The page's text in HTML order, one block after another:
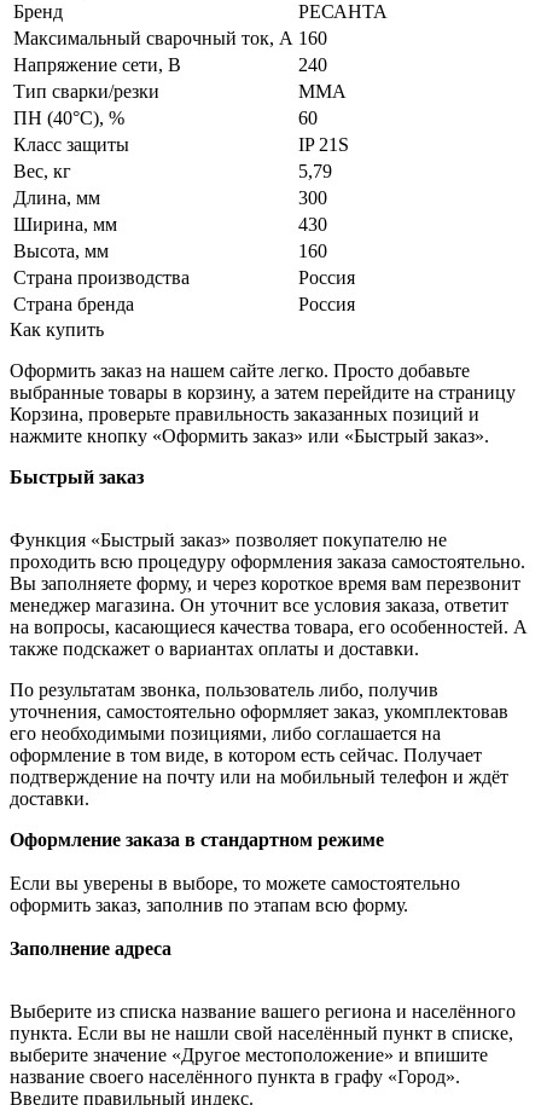
Бренд
РЕСАНТА
Максимальный сварочный ток, А 160
Напряжение сети, В
240
Тип сварки/резки
MMA
ПН (40°C), %
60
Класс защиты
IP 21S
Вес, кг
5,79
Длина, мм
300
Ширина, мм
430
Высота, мм
160
Страна производства
Россия
Страна бренда
Россия
Как купить
Оформить заказ на нашем сайте легко. Просто добавьте
выбранные товары в корзину, а затем перейдите на страницу
Корзина, проверьте правильность заказанных позиций и
нажмите кнопку «Оформить заказ» или «Быстрый заказ».
Быстрый заказ
Функция «Быстрый заказ» позволяет покупателю не
проходить всю процедуру оформления заказа самостоятельно.
Вы заполняете форму, и через короткое время вам перезвонит
менеджер магазина. Он уточнит все условия заказа, ответит
на вопросы, касающиеся качества товара, его особенностей. А
также подскажет о вариантах оплаты и доставки.
По результатам звонка, пользователь либо, получив
уточнения, самостоятельно оформляет заказ, укомплектовав
его необходимыми позициями, либо соглашается на
оформление в том виде, в котором есть сейчас. Получает
подтверждение на почту или на мобильный телефон и ждёт
доставки.
Оформление заказа в стандартном режиме
Если вы уверены в выборе, то можете самостоятельно
оформить заказ, заполнив по этапам всю форму.
Заполнение адреса
Выберите из списка название вашего региона и населённого
пункта. Если вы не нашли свой населённый пункт в списке,
выберите значение «Другое местоположение» и впишите
название своего населённого пункта в графу «Город».
Введите правильный индекс.